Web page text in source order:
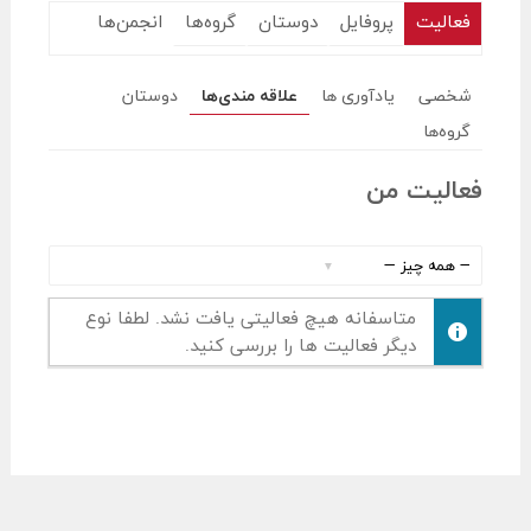
فعالیت پروفایل دوستان گروه‌ها انجمن‌ها
شخصی یادآوری ها علاقه مندی‌ها
دوستان
گروه‌ها
فعالیت من
متاسفانه هیچ فعالیتی یافت نشد. لطفا نوع
دیگر فعالیت ها را بررسی کنید.